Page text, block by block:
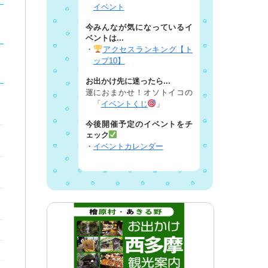
イベント
今みんなが気になっているイ
ベントは...
・
アクセスランキング【ト
ップ10】
お出かけ先に迷ったら...
運におまかせ！オソトイコの
「 イベントくじ 」
今後開催予定のイベントをチ
ェック
・ イベントカレンダー